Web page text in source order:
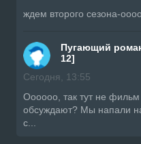
ждем второго сезона-
Пугающий
12]
Сегодня, 13:55
Оооооо, так тут не фильм
обсуждают? Мы напали
с...